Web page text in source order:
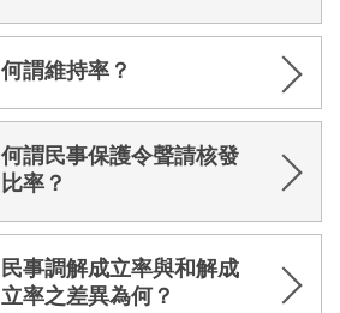
何謂維持率？
何謂民事保護令聲請核發
比率？
民事調解成立率與和解成
立率之差異為何？